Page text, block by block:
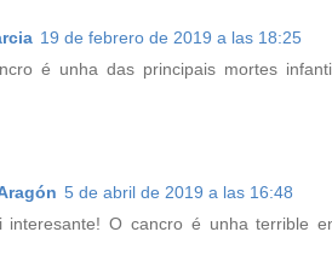
19 de febrero de 2019 a las 18:25
é unha das principais mortes
5 de abril de 2019 a las 16:48
interesante! O cancro é unha terrible